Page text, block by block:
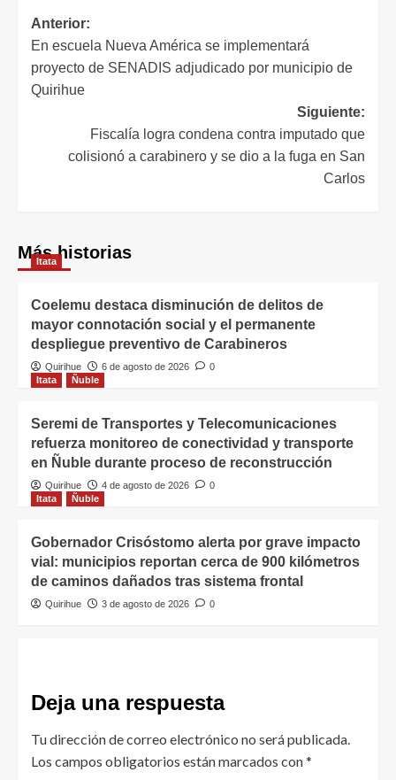
Anterior:
En escuela Nueva América se implementará
proyecto de SENADIS adjudicado por municipio de
Quirihue
Siguiente:
Fiscalía logra condena contra imputado que
colisionó a carabinero y se dio a la fuga en San
Carlos
Más historias
Itata
Coelemu destaca disminución de delitos de
mayor connotación social y el permanente
despliegue preventivo de Carabineros
Quirihue 6 de agosto de 2026
0
Itata
Ñuble
Seremi de Transportes y Telecomunicaciones
refuerza monitoreo de conectividad y transporte
en Ñuble durante proceso de reconstrucción
Quirihue 4 de agosto de 2026
0
Itata
Ñuble
Gobernador Crisóstomo alerta por grave impacto
vial: municipios reportan cerca de 900 kilómetros
de caminos dañados tras sistema frontal
Quirihue 3 de agosto de 2026 0
Deja una respuesta
Tu dirección de correo electrónico no será publicada.
Los campos obligatorios están marcados con*